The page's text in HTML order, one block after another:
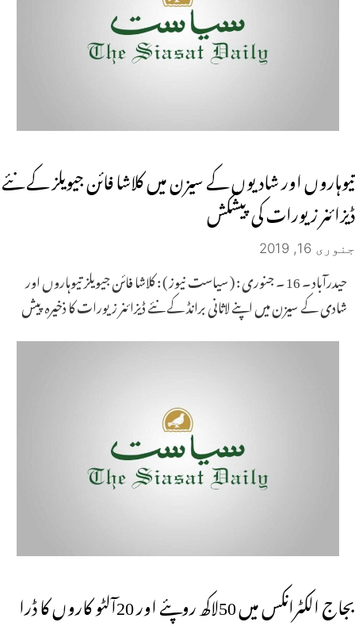
تیوہاروں اور شادیوں کے سیزن میں کلاشا فائن جیویلز کے نئے
ڈیزائنر زیورات کی پیشکش
جنوری 16, 2019
حیدرآباد ۔ 16 ۔ جنوری : ( سیاست نیوز ) : کلاشا فائن جیویلز تیوہاروں اور
شادی کے سیزن میں اپنے لاثانی برانڈ کے نئے ڈیزائنر زیورات کا ذخیرہ پیش
بجاج الکٹرانکس میں 50لاکھ روپئے اور 20آلٹو کاروں کا ڈرا